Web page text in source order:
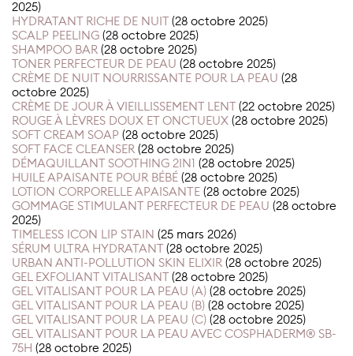
2025)
HYDRATANT RICHE DE NUIT
(28 octobre 2025)
SCALP PEELING (28 octobre 2025)
SHAMPOO BAR (28 octobre 2025)
TONER PERFECTEUR DE PEAU (28 octobre 2025)
CRÈME DE NUIT NOURRISSANTE POUR LA PEAU (28
octobre 2025)
CRÈME DE JOUR À VIEILLISSEMENT LENT
(22 octobre 2025)
ROUGE À LÈVRES DOUX ET ONCTUEUX (28 octobre 2025)
SOFT CREAM SOAP (28 octobre 2025)
SOFT FACE CLEANSER (28 octobre 2025)
DÉMAQUILLANT SOOTHING 2IN1
(28 octobre 2025)
HUILE APAISANTE POUR BÉBÉ (28 octobre 2025)
LOTION CORPORELLE APAISANTE (28 octobre 2025)
GOMMAGE STIMULANT PERFECTEUR DE PEAU (28 octobre
2025)
TIMELESS ICON LIP STAIN (25 mars 2026)
SÉRUM ULTRA HYDRATANT
(28 octobre 2025)
URBAN ANTI-POLLUTION SKIN ELIXIR (28 octobre 2025)
GEL EXFOLIANT VITALISANT
(28 octobre 2025)
GEL VITALISANT POUR LA PEAU (A) (28 octobre 2025)
GEL VITALISANT POUR LA PEAU (B) (28 octobre 2025)
GEL VITALISANT POUR LA PEAU (C) (28 octobre 2025)
GEL VITALISANT POUR LA PEAU AVEC COSPHADERM® SB-
75H (28 octobre 2025)